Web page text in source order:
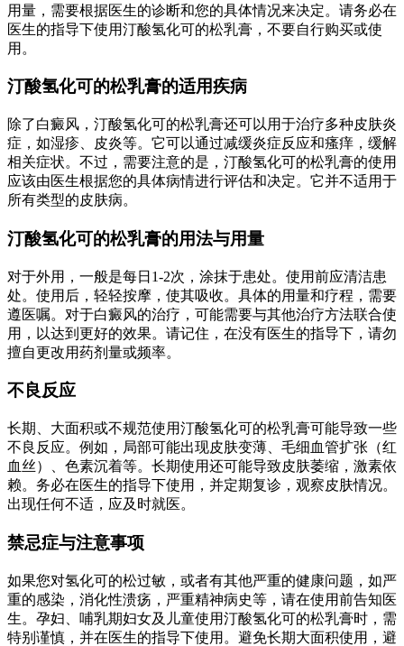
用量，需要根据医生的诊断和您的具体情况来决定。请务必在
医生的指导下使用汀酸氢化可的松乳膏，不要自行购买或使
用。
汀酸氢化可的松乳膏的适用疾病
除了白癜风，汀酸氢化可的松乳膏还可以用于治疗多种皮肤炎
症，如湿疹、皮炎等。它可以通过减缓炎症反应和瘙痒，缓解
相关症状。不过，需要注意的是，汀酸氢化可的松乳膏的使用
应该由医生根据您的具体病情进行评估和决定。它并不适用于
所有类型的皮肤病。
汀酸氢化可的松乳膏的用法与用量
对于外用，一般是每日1-2次，涂抹于患处。使用前应清洁患
处。使用后，轻轻按摩，使其吸收。具体的用量和疗程，需要
遵医嘱。对于白癜风的治疗，可能需要与其他治疗方法联合使
用，以达到更好的效果。请记住，在没有医生的指导下，请勿
擅自更改用药剂量或频率。
不良反应
长期、大面积或不规范使用汀酸氢化可的松乳膏可能导致一些
不良反应。例如，局部可能出现皮肤变薄、毛细血管扩张（红
血丝）、色素沉着等。长期使用还可能导致皮肤萎缩，激素依
赖。务必在医生的指导下使用，并定期复诊，观察皮肤情况。
出现任何不适，应及时就医。
禁忌症与注意事项
如果您对氢化可的松过敏，或者有其他严重的健康问题，如严
重的感染，消化性溃疡，严重精神病史等，请在使用前告知医
生。孕妇、哺乳期妇女及儿童使用汀酸氢化可的松乳膏时，需
特别谨慎，并在医生的指导下使用。避免长期大面积使用，避